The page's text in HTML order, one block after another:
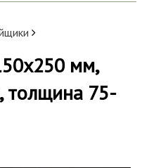
мм,
толщина 75-